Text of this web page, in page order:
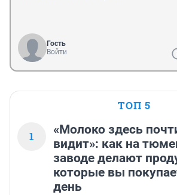
Гость
Войти
ТОП 5
1
«Молоко здесь
видит»: как на
заводе делают
которые вы
день